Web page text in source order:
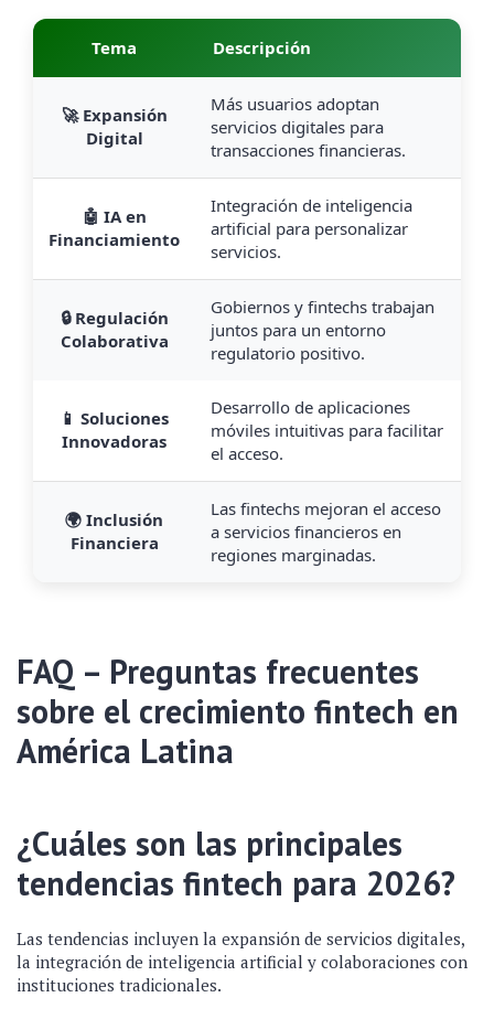
Tema Descripción
🚀 Expansión
Digital
Más usuarios adoptan
servicios digitales para
transacciones financieras.
🤖 IA en
Financiamiento
Integración de inteligencia
artificial para personalizar
servicios.
🔒 Regulación
Colaborativa
Gobiernos y fintechs trabajan
juntos para un entorno
regulatorio positivo.
📱 Soluciones
Innovadoras
Desarrollo de aplicaciones
móviles intuitivas para facilitar
el acceso.
🌍 Inclusión
Financiera
Las fintechs mejoran el acceso
a servicios financieros en
regiones marginadas.
FAQ – Preguntas frecuentes
sobre el crecimiento fintech en
América Latina
¿Cuáles son las principales
tendencias fintech para 2026?
Las tendencias incluyen la expansión de servicios digitales,
la integración de inteligencia artificial y colaboraciones con
instituciones tradicionales.